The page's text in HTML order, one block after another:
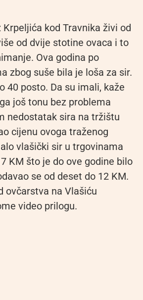
Krpeljića kod Travnika živi od
od dvije stotine ovaca i to
Ova godina po
zbog suše bila je loša za sir.
40 posto. Da su imali, kaže
još tonu bez problema
nedostatak sira na tržištu
cijenu ovoga traženog
vlašički sir u trgovinama
KM što je do ove godine bilo
se od deset do 12 KM.
ovčarstva na Vlašiću
video prilogu.